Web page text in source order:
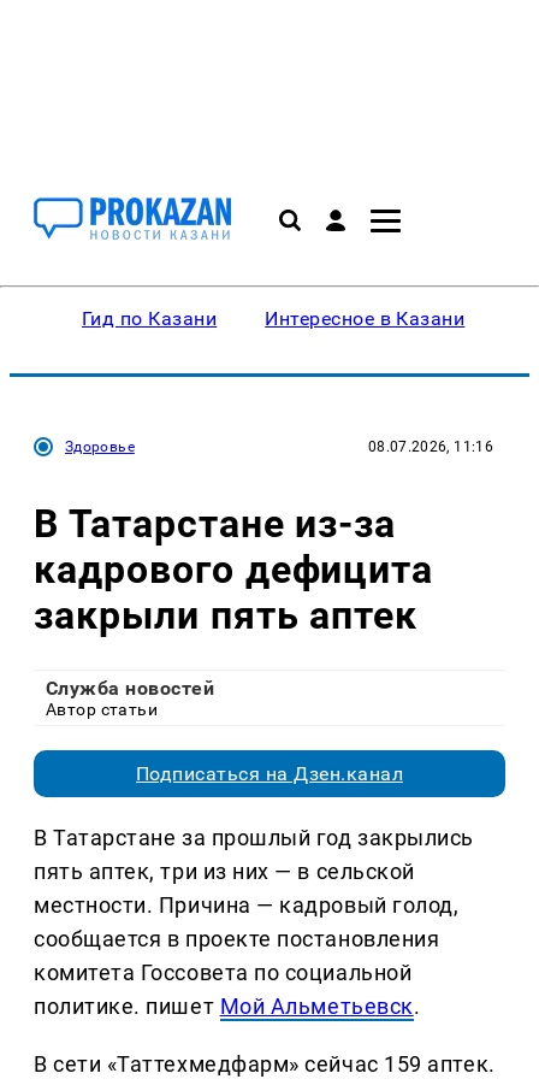
Гид по Казани Интересное в Казани
Здоровье 08.07.2026, 11:16
В Татарстане из-за
кадрового дефицита
закрыли пять аптек
Служба новостей
Автор статьи
Подписаться на Дзен.канал
В Татарстане за прошлый год закрылись
пять аптек, три из них — в сельской
местности. Причина — кадровый голод,
сообщается в проекте постановления
комитета Госсовета по социальной
политике. пишет Мой Альметьевск.
В сети «Таттехмедфарм» сейчас 159 аптек.